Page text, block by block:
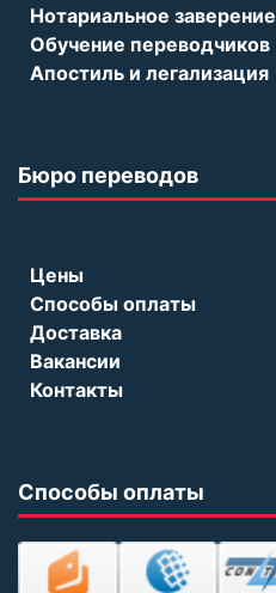
Нотариальное заверение
Обучение переводчиков
Апостиль и легализация
Бюро переводов
Цены
Способы оплаты
Доставка
Вакансии
Контакты
Способы оплаты